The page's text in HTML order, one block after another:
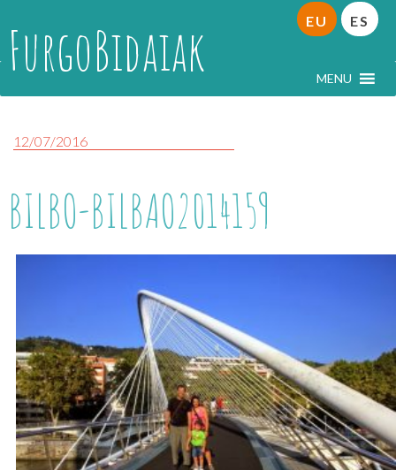
FurgoBidaiak MENU
EU ES
12/07/2016
BILBO-BILBAO2014159